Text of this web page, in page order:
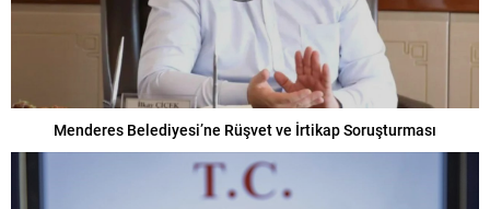
Menderes Belediyesi’ne Rüşvet ve İrtikap Soruşturması